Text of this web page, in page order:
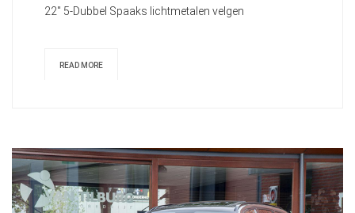
22" 5-Dubbel Spaaks lichtmetalen velgen
READ MORE